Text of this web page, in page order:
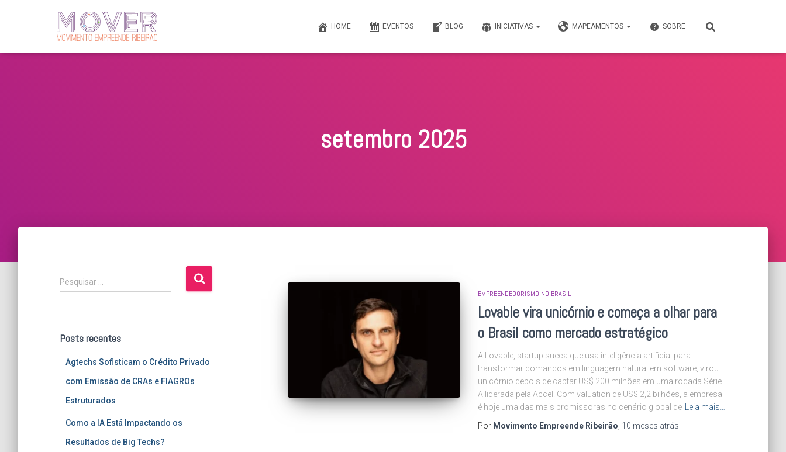
HOME EVENTOS BLOG INICIATIVAS MAPEAMENTOS SOBRE
setembro 2025
P
e
i
Pesquisar …
Posts recentes
Agtechs Sofisticam o Crédito Privado
com Emissão de CRAs e FIAGROs
Estruturados
Como a IA Está Impactando os
Resultados de Big Techs?
EMPREENDEDORISMO NO BRASIL
Lovable vira unicórnio e começa a olhar para
o Brasil como mercado estratégico
A Lovable, startup sueca que usa inteligência artificial para
transformar comandos em linguagem natural em software, virou
unicórnio depois de captar US$ 200 milhões em uma rodada Série
A liderada pela Accel. Com valuation de US$ 2,2 bilhões, a empresa
é hoje uma das mais promissoras no cenário global de
Leia mais…
Por Movimento Empreende Ribeirão 10 meses atrás